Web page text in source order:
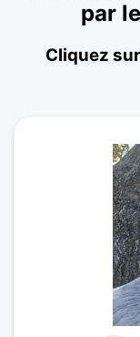
par
Cliquez